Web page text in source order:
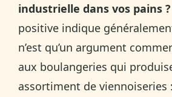
industrielle dans vos pains ?
positive indique
n’est qu’un argument
aux boulangeries qui
assortiment de viennoiseries